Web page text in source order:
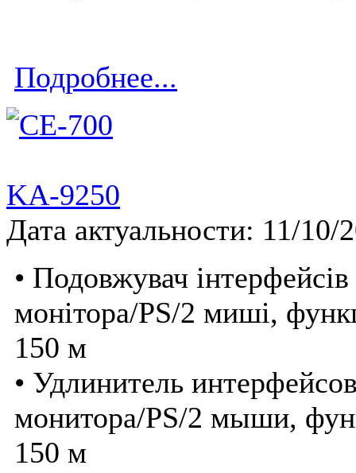
Подробнее...
KA-9250
Дата актуальности: 11/10/
• Подовжувач
монітора/PS/2 миші,
150 м
• Удлинитель
монитора/PS/2 мыши,
150 м